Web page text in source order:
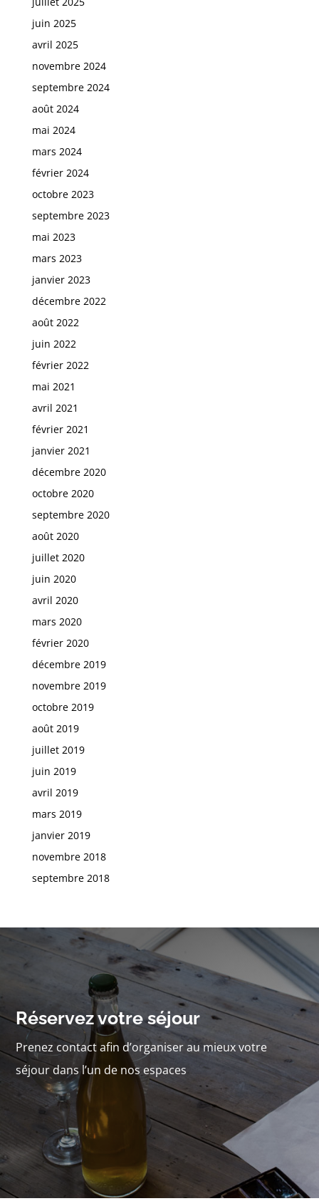
juin 2025
avril 2025
novembre 2024
septembre 2024
août 2024
mai 2024
mars 2024
février 2024
octobre 2023
septembre 2023
mai 2023
mars 2023
janvier 2023
décembre 2022
août 2022
juin 2022
février 2022
mai 2021
avril 2021
février 2021
janvier 2021
décembre 2020
octobre 2020
septembre 2020
août 2020
juillet 2020
juin 2020
avril 2020
mars 2020
février 2020
décembre 2019
novembre 2019
octobre 2019
août 2019
juillet 2019
juin 2019
avril 2019
mars 2019
janvier 2019
novembre 2018
septembre 2018
Réservez votre séjour
Prenez contact afin d’organiser au mieux votre
séjour dans l’un de nos espaces